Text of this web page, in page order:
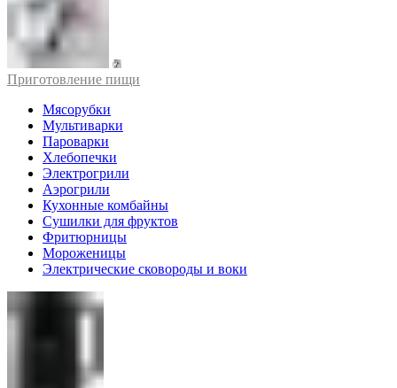
Приготовление пищи
Мясорубки
Мультиварки
Пароварки
Хлебопечки
Электрогрили
Аэрогрили
Кухонные комбайны
Сушилки для фруктов
Фритюрницы
Мороженицы
Электрические сковороды и воки